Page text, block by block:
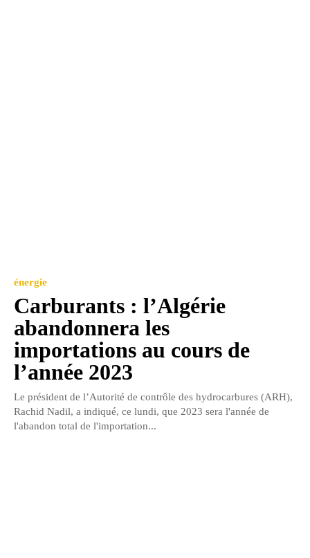
énergie
Carburants : l’Algérie
abandonnera les
importations au cours de
l’année 2023
Le président de l’Autorité de contrôle des hydrocarbures (ARH),
Rachid Nadil, a indiqué, ce lundi, que 2023 sera l'année de
l'abandon total de l'importation...